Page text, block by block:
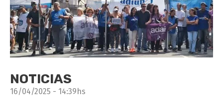
NOTICIAS
16/04/2025 - 14:39hs